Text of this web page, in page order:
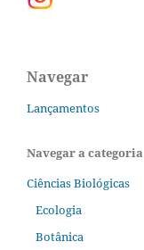
Navegar
Lançamentos
Navegar a categoria
Ciências Biológicas
Ecologia
Botânica